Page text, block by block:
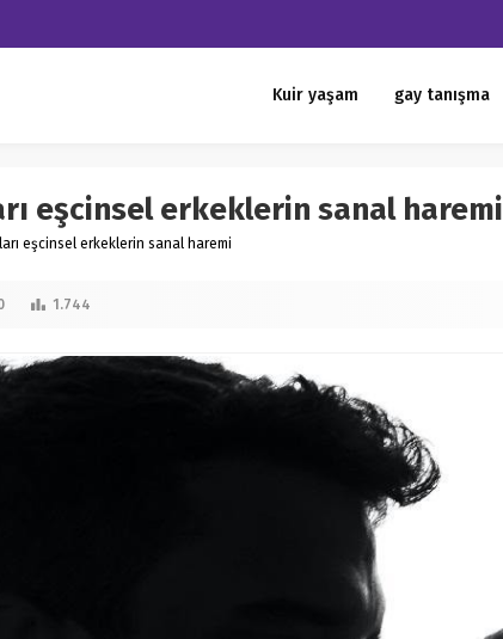
Kuir yaşam gay tanışma
eşcinsel erkeklerin sanal haremi
eşcinsel erkeklerin sanal haremi
1.744